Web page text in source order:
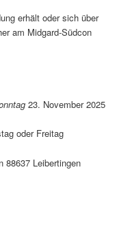
erhält oder sich über
am Midgard-Südcon
23. November 2025
oder Freitag
88637 Leibertingen